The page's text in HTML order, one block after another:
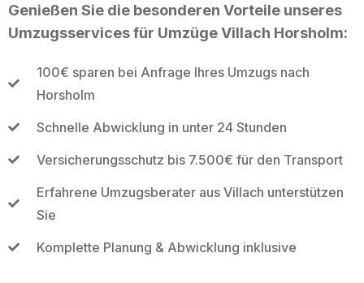
Genießen Sie die besonderen Vorteile unseres
Umzugsservices für Umzüge Villach Horsholm:
100€ sparen bei Anfrage Ihres Umzugs nach
Horsholm
Schnelle Abwicklung in unter 24 Stunden
Versicherungsschutz bis 7.500€ für den Transport
Erfahrene Umzugsberater aus Villach unterstützen
Sie
Komplette Planung & Abwicklung inklusive